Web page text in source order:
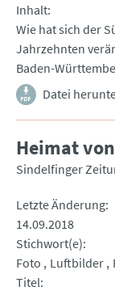
Inhalt
Wie hat sich der
Jahrzehnten
Baden-
Datei
Heimat
Sindelfinger
Letzte Änderung
14.09.2018
Stichwort(e)
Foto
Luftbilder
Titel